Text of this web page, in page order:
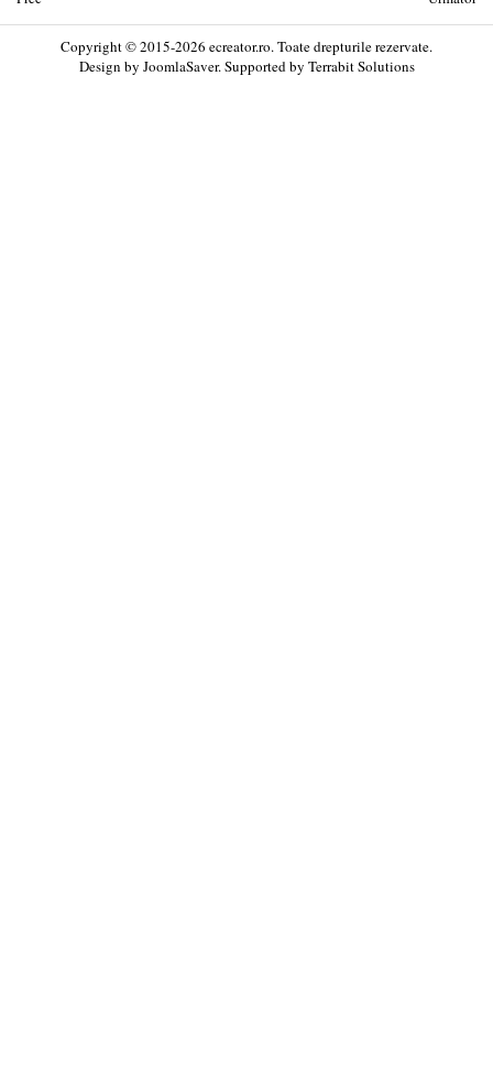
Copyright © 2015-2026 ecreator.ro. Toate drepturile rezervate.
Design by JoomlaSaver. Supported by Terrabit Solutions